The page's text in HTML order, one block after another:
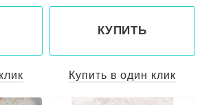
КУПИТЬ
Купить в один клик